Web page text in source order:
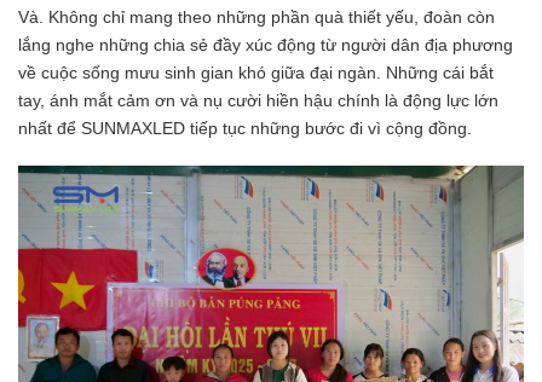
Và. Không chỉ mang theo những phần quà thiết yếu, đoàn còn
lắng nghe những chia sẻ đầy xúc động từ người dân địa phương
về cuộc sống mưu sinh gian khó giữa đại ngàn. Những cái bắt
tay, ánh mắt cảm ơn và nụ cười hiền hậu chính là động lực lớn
nhất để SUNMAXLED tiếp tục những bước đi vì cộng đồng.